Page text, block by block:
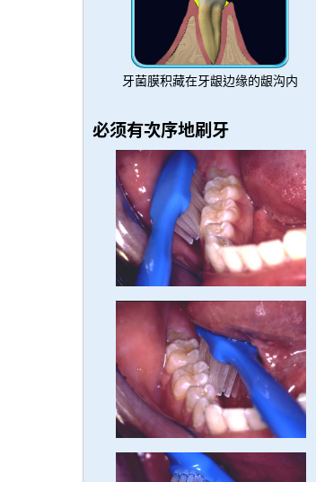
牙菌膜积藏在牙龈边缘的龈沟内
必须有次序地刷牙